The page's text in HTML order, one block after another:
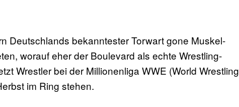
Deutschlands bekanntester Torwart gone Muskel-
worauf eher der Boulevard als echte Wrestling-
Wrestler bei der Millionenliga WWE (World Wrestling
im Ring stehen.